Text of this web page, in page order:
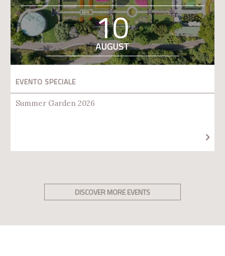
10
AUGUST
EVENTO SPECIALE
Summer Garden 2026
DISCOVER MORE EVENTS